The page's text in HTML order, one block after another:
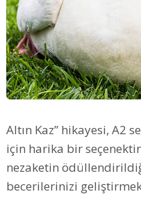
Altın Kaz” hikayesi, A2
için harika bir
nezaketin
becerilerinizi